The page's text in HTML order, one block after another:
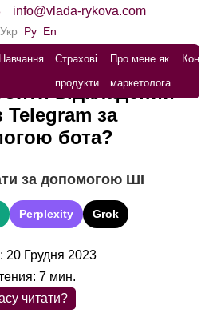
info@vlada-rykova.com
Укр Ру En
Навчання
Страхові
продукти
Про мене як
маркетолога
відкладений
Telegram за
бота?
за допомогою ШІ
Perplexity Grok
20 Грудня 2023
читати?
7 мин.